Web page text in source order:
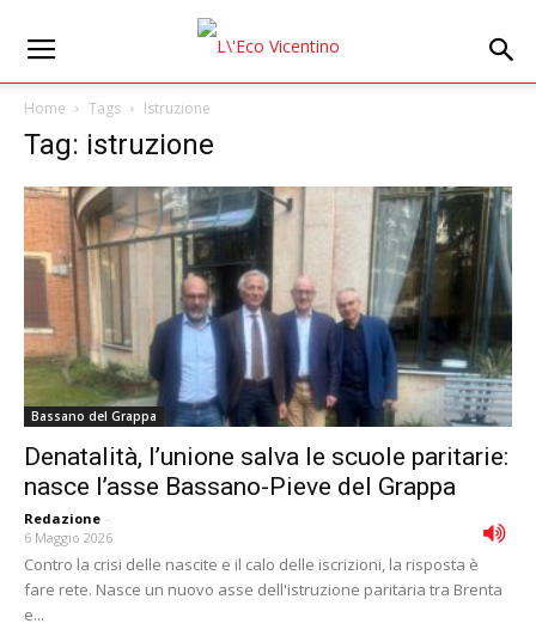
Home Tags Istruzione
Tag: istruzione
Bassano del Grappa
Denatalità, l’unione salva le scuole paritarie:
nasce l’asse Bassano-Pieve del Grappa
Redazione -
6 Maggio 2026
Contro la crisi delle nascite e il calo delle iscrizioni, la risposta è
fare rete. Nasce un nuovo asse dell'istruzione paritaria tra Brenta
e...